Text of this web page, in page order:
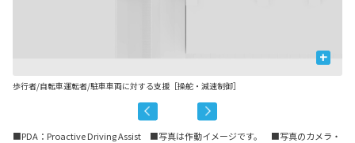
+
歩行者/自転車運転者/駐車車両に対する支援［操舵・減速制御］
■PDA：Proactive Driving Assist ■写真は作動イメージです。 ■写真のカメラ・